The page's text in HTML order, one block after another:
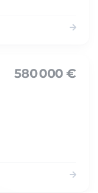
580 000 €